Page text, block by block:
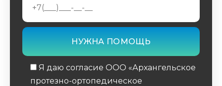
Я даю согласие ООО «Архангельское
протезно-ортопедическое